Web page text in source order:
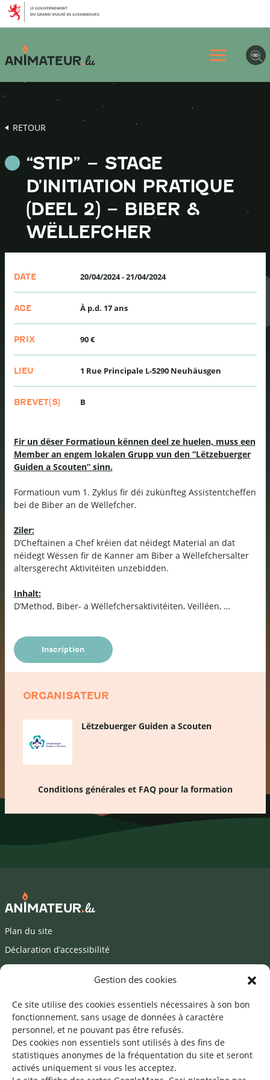
Gestion des cookies
Ce site utilise des cookies essentiels nécessaires à son bon
fonctionnement, sans usage de données à caractère
personnel, et ne pouvant pas être refusés.
Des cookies non essentiels sont utilisés à des fins de
statistiques anonymes de la fréquentation du site et seront
activés uniquement si vous les acceptez.
Aller
au
menu
principal
Aller
au
contenu
Aller
au
pied
page
RETOUR
“STIP” – STAGE
D’INITIATION PRATIQUE
(DEEL 2) – BIBER &
WËLLEFCHER
DATE 20/04/2024-21/04/2024
AGE À p.d. 17 ans
PRIX 90 €
LIEU 1 Rue Principale L-5290 Neuhäusgen
BREVET(S) B
Fir un dëser Formatioun kënnen deel ze huelen, muss een
Member an engem lokalen Grupp vun den “Lëtzebuerger
Guiden a Scouten” sinn.
Formatioun vum 1. Zyklus fir déi zukünfteg Assistentcheffen
bei de Biber an de Wëllefcher.
Ziler:
D’Cheftainen a Chef kréien dat néidegt Material an dat
néidegt Wëssen fir de Kanner am Biber a Wëllefchersalter
altersgerecht Aktivitéiten unzebidden.
Inhalt:
D’Method, Biber- a Wëllefchersaktivitéiten, Veilléen, …
Inscription
ORGANISATEUR
Lëtzebuerger Guiden a Scouten
Conditions générales et FAQ pour la formation
Plan du site
Déclaration d’accessibilité
Mentions légales
Une offre du